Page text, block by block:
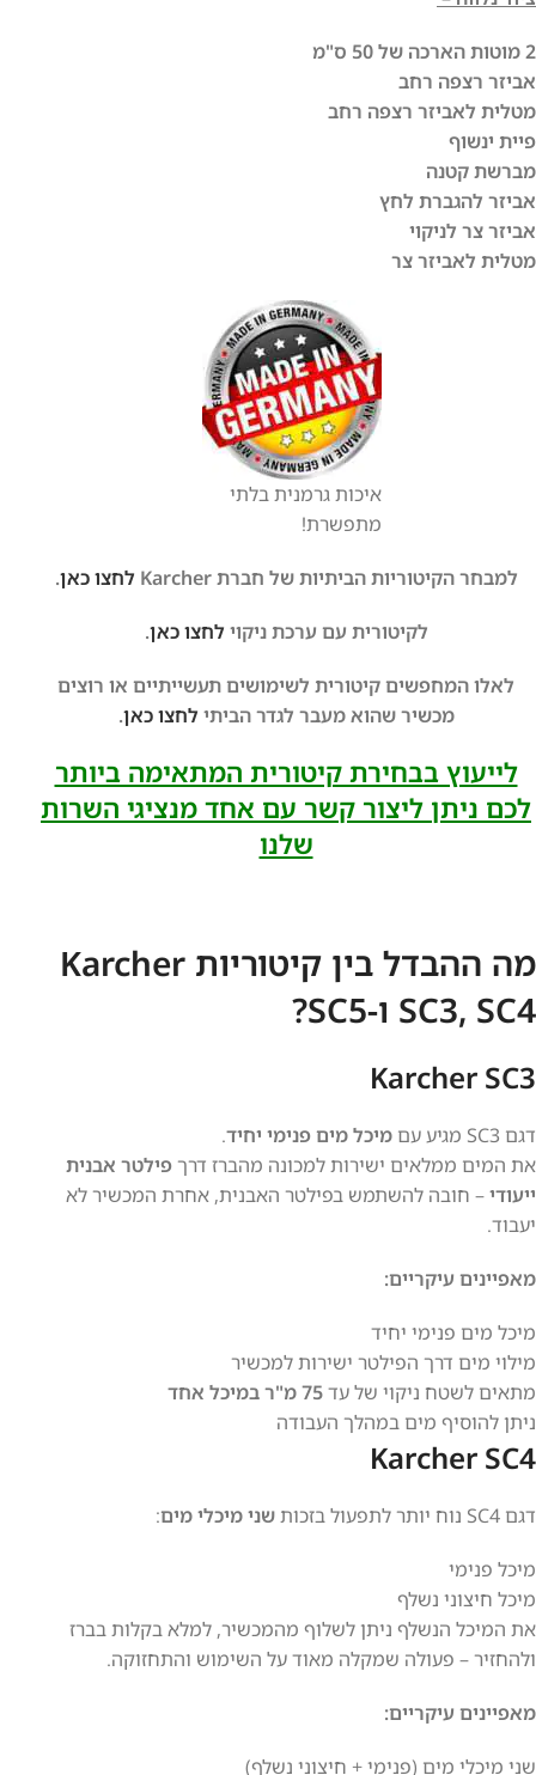
2 מוטות הארכה של 50 ס"מ
אביזר רצפה רחב
מטלית לאביזר רצפה רחב
פיית ינשוף
מברשת קטנה
אביזר להגברת לחץ
אביזר צר לניקוי
מטלית לאביזר צר
איכות גרמנית בלתי
מתפשרת!
למבחר הקיטוריות הביתיות של חברת Karcher לחצו כאן.
לקיטורית עם ערכת ניקוי לחצו כאן.
לאלו המחפשים קיטורית לשימושים תעשייתיים או רוצים
מכשיר שהוא מעבר לגדר הביתי לחצו כאן.
לייעוץ בבחירת קיטורית המתאימה ביותר
לכם ניתן ליצור קשר עם אחד מנציגי השרות
שלנו
מה ההבדל בין קיטוריות Karcher
SC3, SC4 ו-SC5?
Karcher SC3
דגם SC3 מגיע עם מיכל מים פנימי יחיד.
את המים ממלאים ישירות למכונה מהברז דרךפילטר אבנית
ייעודי– חובה להשתמש בפילטר האבנית, אחרת המכשיר לא
יעבוד.
מאפיינים עיקריים:
מיכל מים פנימי יחיד
מילוי מים דרך הפילטר ישירות למכשיר
מתאים לשטח ניקוי של עד75 מ"ר במיכל אחד
ניתן להוסיף מים במהלך העבודה
Karcher SC4
דגם SC4 נוח יותר לתפעול בזכות שני מיכלי מים:
מיכל פנימי
מיכל חיצוני נשלף
את המיכל הנשלף ניתן לשלוף מהמכשיר, למלא בקלות בברז
ולהחזיר – פעולה שמקלה מאוד על השימוש והתחזוקה.
מאפיינים עיקריים:
שני מיכלי מים (פנימי + חיצוני נשלף)